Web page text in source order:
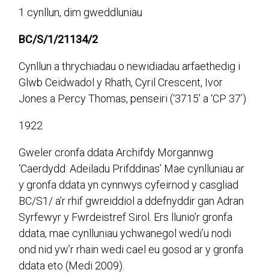
1 cynllun, dim gweddluniau
BC/S/1/21134/2
Cynllun a thrychiadau o newidiadau arfaethedig i
Glwb Ceidwadol y Rhath, Cyril Crescent, Ivor
Jones a Percy Thomas, penseiri (‘3715’ a ‘CP 37’)
1922
Gweler cronfa ddata Archifdy Morgannwg
‘Caerdydd: Adeiladu Prifddinas’ Mae cynlluniau ar
y gronfa ddata yn cynnwys cyfeirnod y casgliad
BC/S1/ a’r rhif gwreiddiol a ddefnyddir gan Adran
Syrfewyr y Fwrdeistref Sirol. Ers llunio’r gronfa
ddata, mae cynlluniau ychwanegol wedi’u nodi
ond nid yw’r rhain wedi cael eu gosod ar y gronfa
ddata eto (Medi 2009).